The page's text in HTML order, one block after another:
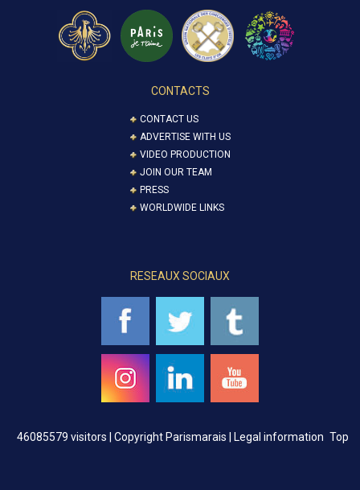
CONTACTS
CONTACT US
ADVERTISE WITH US
VIDEO PRODUCTION
JOIN OUR TEAM
PRESS
WORLDWIDE LINKS
RESEAUX SOCIAUX
46085579 visitors | Copyright Parismarais | Legal information Top